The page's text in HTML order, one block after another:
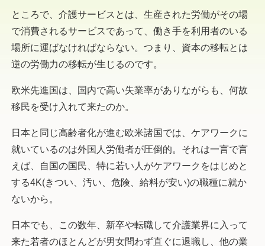
ところで、介護サービスとは、生産された労働がその場
で消費されるサービスであって、働き手を利用者のいる
場所に運ばなければならない。つまり、資本の移転とは
逆の労働力の移転が生じるのです。
欧米先進国は、国内で高い失業率がありながらも、何故
移民を受け入れて来たのか。
日本と同じ高齢者化が進む欧米諸国では、ケアワークに
就いているのは外国人労働者が圧倒的。それは一言で言
えば、自国の国民、特に若い人がケアワークをはじめと
する4K(きつい、汚い、危険、給料が安い)の職種に就か
ないから。
日本でも、この数年、新卒や転職して介護業界に入って
来た若者のほとんどが男女問わず直ぐに退職し、他の業